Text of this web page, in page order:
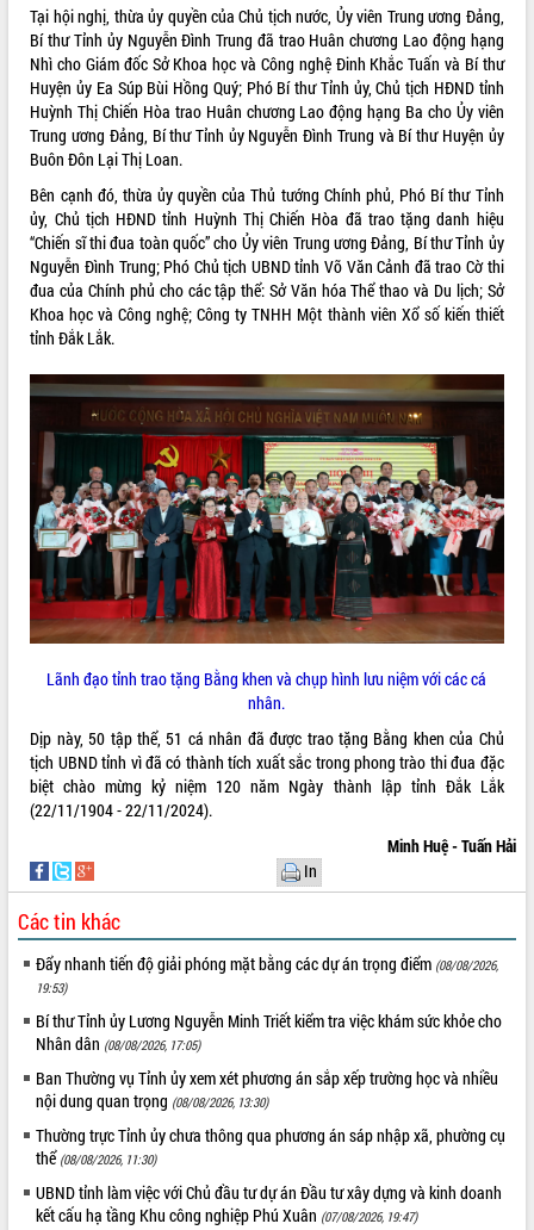
Tập huấn ứng dụng trí tuệ nhân tạo (AI)
trong thương mại điện tử năm 2026
Đoàn đại biểu Quốc hội tỉnh Đắk Lắk
trao đổi thông tin trước Kỳ họp thứ
nhất, Quốc hội khóa XVI
Quyết liệt cải cách hành chính, khơi
thông nguồn lực phát triển
Nâng cao hiệu lực, hiệu quả HĐND
tỉnh thông qua hiện đại hóa hành chính
Xã Ea Phê gắn cải cách hành chính với
chuyển đổi số
Phó Chủ tịch Thường trực UBND tỉnh
Hồ Thị Nguyên Thảo làm việc tại Trung
Phê
Xây dựng nền hành chính số đồng
hành cùng nông dân dân, doanh nghiệp
Giai đoạn 2026-2030, Đắk Lắk phấn
đấu có 77% xã đạt chuẩn nông thôn
mới
Chuyển đổi số 'mở đường' cho nông
nghiệp Đắk Lắk tăng trưởng bứt phá
Triển khai đồng bộ đo đạc, lập hồ sơ
địa chính, hoàn thiện cơ sở dữ liệu đất
đai
Ứng dụng sinh trắc học - Bước tiến
trong hành trình chuyển đổi số tại Đắk
Đắk Lắk nâng cao hiệu quả công tác
Đảng từ Sổ tay đảng viên điện tử
Đắk Lắk đẩy mạnh nuôi biển công
nghệ, hướng tới phát triển thủy sản
Tập huấn nâng cao năng lực triển khai
cấp xã
Đắk Lắk phát động hưởng ứng Ngày
Quyền của người tiêu dùng Việt Nam
Đẩy mạnh cải cách hành chính, quyết
tâm đạt được mục tiêu tăng trưởng
hai con số trong năm 2026
Tổ chức trang trọng Lễ hội Đền thờ
Lương Văn Chánh năm 2026
Phó Bí thư Tỉnh ủy Đắk Lắk Đỗ Hữu
Huy giữ chức Bí thư Đảng ủy Ủy Ban
Nhân dân tỉnh
Tại hội nghị, thừa ủy quyền của Chủ tịch nước, Ủy viên Trung ương Đảng,
Bí thư Tỉnh ủy Nguyễn Đình Trung đã trao Huân chương Lao động hạng
Nhì cho Giám đốc Sở Khoa học và Công nghệ Đinh Khắc Tuấn và Bí thư
Huyện ủy Ea Súp Bùi Hồng Quý; Phó Bí thư Tỉnh ủy, Chủ tịch HĐND tỉnh
Huỳnh Thị Chiến Hòa trao Huân chương Lao động hạng Ba cho Ủy viên
Trung ương Đảng, Bí thư Tỉnh ủy Nguyễn Đình Trung và Bí thư Huyện ủy
Buôn Đôn Lại Thị Loan.
Bên cạnh đó, thừa ủy quyền của Thủ tướng Chính phủ, Phó Bí thư Tỉnh
ủy, Chủ tịch HĐND tỉnh Huỳnh Thị Chiến Hòa đã trao tặng danh hiệu
“Chiến sĩ thi đua toàn quốc” cho Ủy viên Trung ương Đảng, Bí thư Tỉnh ủy
Nguyễn Đình Trung; Phó Chủ tịch UBND tỉnh Võ Văn Cảnh đã trao Cờ thi
đua của Chính phủ cho các tập thể: Sở Văn hóa Thể thao và Du lịch; Sở
Khoa học và Công nghệ; Công ty TNHH Một thành viên Xổ số kiến thiết
tỉnh Đắk Lắk.
Lãnh đạo tỉnh trao tặng Bằng khen và chụp hình lưu niệm với các cá
nhân.
Dịp này, 50 tập thể, 51 cá nhân đã được trao tặng Bằng khen của Chủ
tịch UBND tỉnh vì đã có thành tích xuất sắc trong phong trào thi đua đặc
biệt chào mừng kỷ niệm 120 năm Ngày thành lập tỉnh Đắk Lắk
(22/11/1904 - 22/11/2024).
Minh Huệ - Tuấn Hải
In
Các tin khác
Đẩy nhanh tiến độ giải phóng mặt bằng các dự án trọng điểm (08/08/2026,
19:53)
Bí thư Tỉnh ủy Lương Nguyễn Minh Triết kiểm tra việc khám sức khỏe cho
Nhân dân (08/08/2026, 17:05)
Ban Thường vụ Tỉnh ủy xem xét phương án sắp xếp trường học và nhiều
nội dung quan trọng (08/08/2026, 13:30)
Thường trực Tỉnh ủy chưa thông qua phương án sáp nhập xã, phường cụ
thể (08/08/2026, 11:30)
UBND tỉnh làm việc với Chủ đầu tư dự án Đầu tư xây dựng và kinh doanh
kết cấu hạ tầng Khu công nghiệp Phú Xuân (07/08/2026, 19:47)